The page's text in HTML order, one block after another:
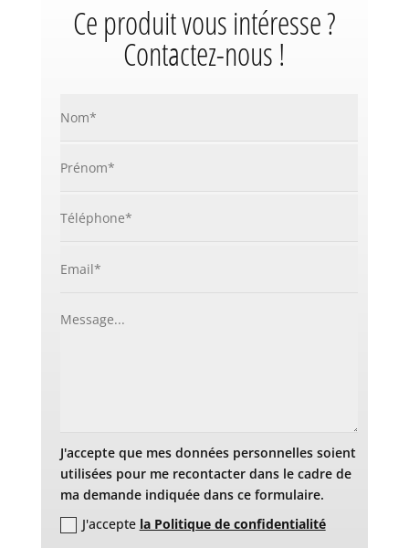
Ce produit vous intéresse ?
Contactez-nous !
J'accepte que mes données personnelles soient
utilisées pour me recontacter dans le cadre de
ma demande indiquée dans ce formulaire.
J'accepte la Politique de confidentialité